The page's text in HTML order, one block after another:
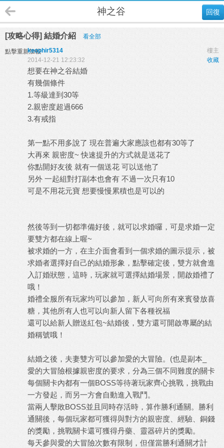
回復
神之谷
[攻略心得] 結婚介紹 看全部
點擊重新加載 樓主
keophir5314
收藏
2014-12-21 12:23:32
想要在神之谷結婚
有幾個條件
1.等級達到30等
2.親密度超過666
3.有戒指
第一點不用多說了 現在普遍大家應該也都有30等了
大再來 親密度~ 快速提升的方式就是送花了
你點開好友後 就有一個送花 可以送他了
另外 一起組對打副本也會有 不過一次只有10
可是不用花元寶 想要慢慢累積也是可以的
然後等到一切都準備好後，就可以求婚囉，可是求婚一定
要雙方都在線上喔~
被求婚的一方，在主介面會看到一個求婚的圖示提示，被
求婚者選擇好自己的結婚形象，點擊確定後，雙方就會進
入訂婚狀態，這時，玩家就可選擇結婚場景，開啟婚禮了
哦！
婚禮全服所有玩家均可以參加，新人可向所有來賓發放喜
糖，其他所有人也可以向新人留下各種祝福
還可以給新人贈送紅包~結婚後，雙方還可開啟專屬的結
婚稱號哦！
結婚之後，夫妻雙方可以參加愛的大冒險。(也是副本_
愛的大冒險根據親密度的要求，分為三個不同難度的關卡
每個關卡內都有一個BOSS等待著玩家齊心挑戰，挑戰由
一方發起，而另一方會自動進入戰鬥。
當兩人擊敗BOSS並且同時存活時，算作勝利通關。勝利
通關後，每個玩家都可獲得與對方的親密度、經驗、銅錢
的獎勵，挑戰關卡還可獲得丹藥、靈器碎片的獎勵。
每天參與愛的大冒險次數有限制，但僅當勝利通關才計